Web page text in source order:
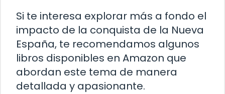
Si te interesa explorar más a fondo el
impacto de la conquista de la Nueva
España, te recomendamos algunos
libros disponibles en Amazon que
abordan este tema de manera
detallada y apasionante.